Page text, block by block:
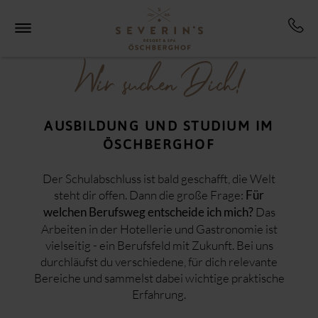
DER ÖSCHBERGHOF
Unsere Geschichte
Nachhaltigkeit
Kontakt & Anreise
Ö-Member Cards
Awards & Auszeichnungen
Kooperationen
Unsere UNIQ-Reihe
Social Wall
Presse
ZIMMER & SUITEN
Zimmer und Suiten Übersicht
Öschberghof-Benefits
ANGEBOTE
SPA
Wellness im Öschberghof
Anwendungen
GYM
Day SPA
Golfplätze & Übungsanlagen
Golf Academy
Jugend
Golfclub Der Öschberghof
Restaurants & Bars
ÖSCH NOIR
ESSZIMMER
HEXENWEIHER
ÖVENTHÜTTE
BAR & TAGESBAR
VITAL BAR
TAGUNGEN & FIRMENEVENTS
Übersicht & Informationen
Virtuelle Tour Tagungszentrum ⇱
Fußballtrainingslager
FESTE & FEIERLICHKEITEN
Locations
Virtuelle Tour Tagungszentrum ⇱
Hochzeiten
VERANSTALTUNGEN
Fußball-Trainingslager 2026
Davidoff x Wein-Riegger
REGION & FREIZEIT
Wir suchen Dich!
AUSBILDUNG UND STUDIUM IM
ÖSCHBERGHOF
Der Schulabschluss ist bald geschafft, die Welt
steht dir offen. Dann die große Frage: Für
welchen Berufsweg entscheide ich mich?Das
Arbeiten in der Hotellerie und Gastronomie ist
vielseitig - ein Berufsfeld mit Zukunft. Bei uns
durchläufst du verschiedene, für dich relevante
Bereiche und sammelst dabei wichtige praktische
Erfahrung.